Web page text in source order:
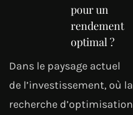
pour un
rendement
optimal ?
Dans le paysage actuel
de l’investissement, où la
recherche d’optimisation